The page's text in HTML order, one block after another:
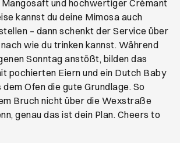
und hochwertiger Crèmant
kannst du deine Mimosa auch
– dann schenkt der Service über
wie du trinken kannst. Während
Sonntag anstößt, bilden das
pochierten Eiern und ein Dutch Baby
dem Ofen die gute Grundlage. So
Bruch nicht über die Wexstraße
genau das ist dein Plan. Cheers to